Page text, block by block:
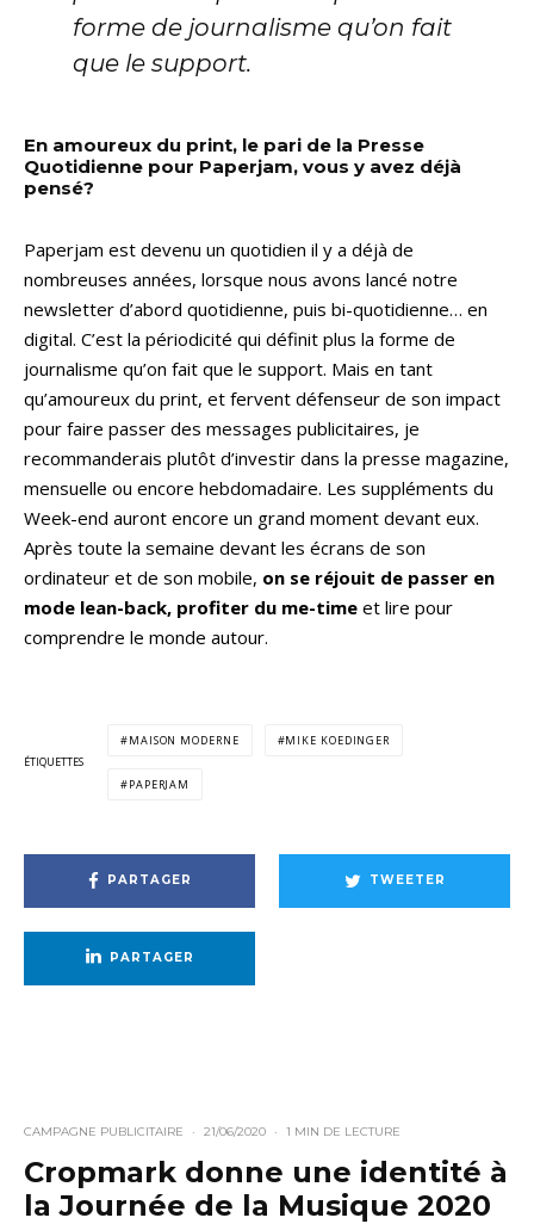
forme de journalisme qu’on fait
que le support.
En amoureux du print, le pari de la Presse
Quotidienne pour Paperjam, vous y avez déjà
pensé?
Paperjam est devenu un quotidien il y a déjà de
nombreuses années, lorsque nous avons lancé notre
newsletter d’abord quotidienne, puis bi-quotidienne… en
digital. C’est la périodicité qui définit plus la forme de
journalisme qu’on fait que le support. Mais en tant
qu’amoureux du print, et fervent défenseur de son impact
pour faire passer des messages publicitaires, je
recommanderais plutôt d’investir dans la presse magazine,
mensuelle ou encore hebdomadaire. Les suppléments du
Week-end auront encore un grand moment devant eux.
Après toute la semaine devant les écrans de son
ordinateur et de son mobile, on se réjouit de passer en
mode lean-back, profiter du me-time et lire pour
comprendre le monde autour.
ÉTIQUETTES
MAISON MODERNE MIKE KOEDINGER
PAPERJAM
PARTAGER TWEETER
PARTAGER
CAMPAGNE PUBLICITAIRE · 21/06/2020 · 1 MIN DE LECTURE
Cropmark donne une identité à
la Journée de la Musique 2020